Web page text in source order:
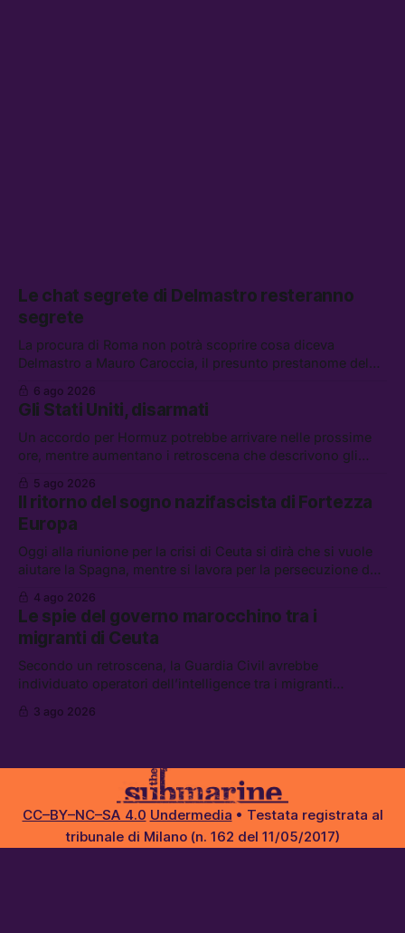
Le chat segrete di Delmastro resteranno
segrete
La procura di Roma non potrà scoprire cosa diceva
Delmastro a Mauro Caroccia, il presunto prestanome del
attacchi in Libano, il governo chiederà 36 miliardi di
flessibilità in armi e energia, e Grokipedia è già stata
abbandonata
6 ago 2026
Gli Stati Uniti, disarmati
Un accordo per Hormuz potrebbe arrivare nelle prossime
ore, mentre aumentano i retroscena che descrivono gli
chi aspetta i dispersi di Ceuta, il boom dei carburanti
diluiti, e quanti attivisti anti data center sono stati arrestati
5 ago 2026
Il ritorno del sogno nazifascista di Fortezza
Europa
Oggi alla riunione per la crisi di Ceuta si dirà che si vuole
aiutare la Spagna, mentre si lavora per la persecuzione dei
spontanei a Gaza, un giovane di 19 anni è morto sotto il
sole per raccogliere pomodori, e cosa dice l’AI Act europeo
4 ago 2026
Le spie del governo marocchino tra i
migranti di Ceuta
Secondo un retroscena, la Guardia Civil avrebbe
individuato operatori dell’intelligence tra i migranti
hanno ucciso 19 persone a Gaza; le tensioni nel campo
3 ago 2026
CC–BY–NC–SA 4.0 Undermedia • Testata registrata al
tribunale di Milano (n. 162 del 11/05/2017)